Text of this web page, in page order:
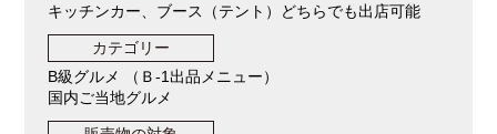
キッチンカー、ブース（テント）どちらでも出店可能
カテゴリー
B級グルメ （Ｂ-1出品メニュー）
国内ご当地グルメ